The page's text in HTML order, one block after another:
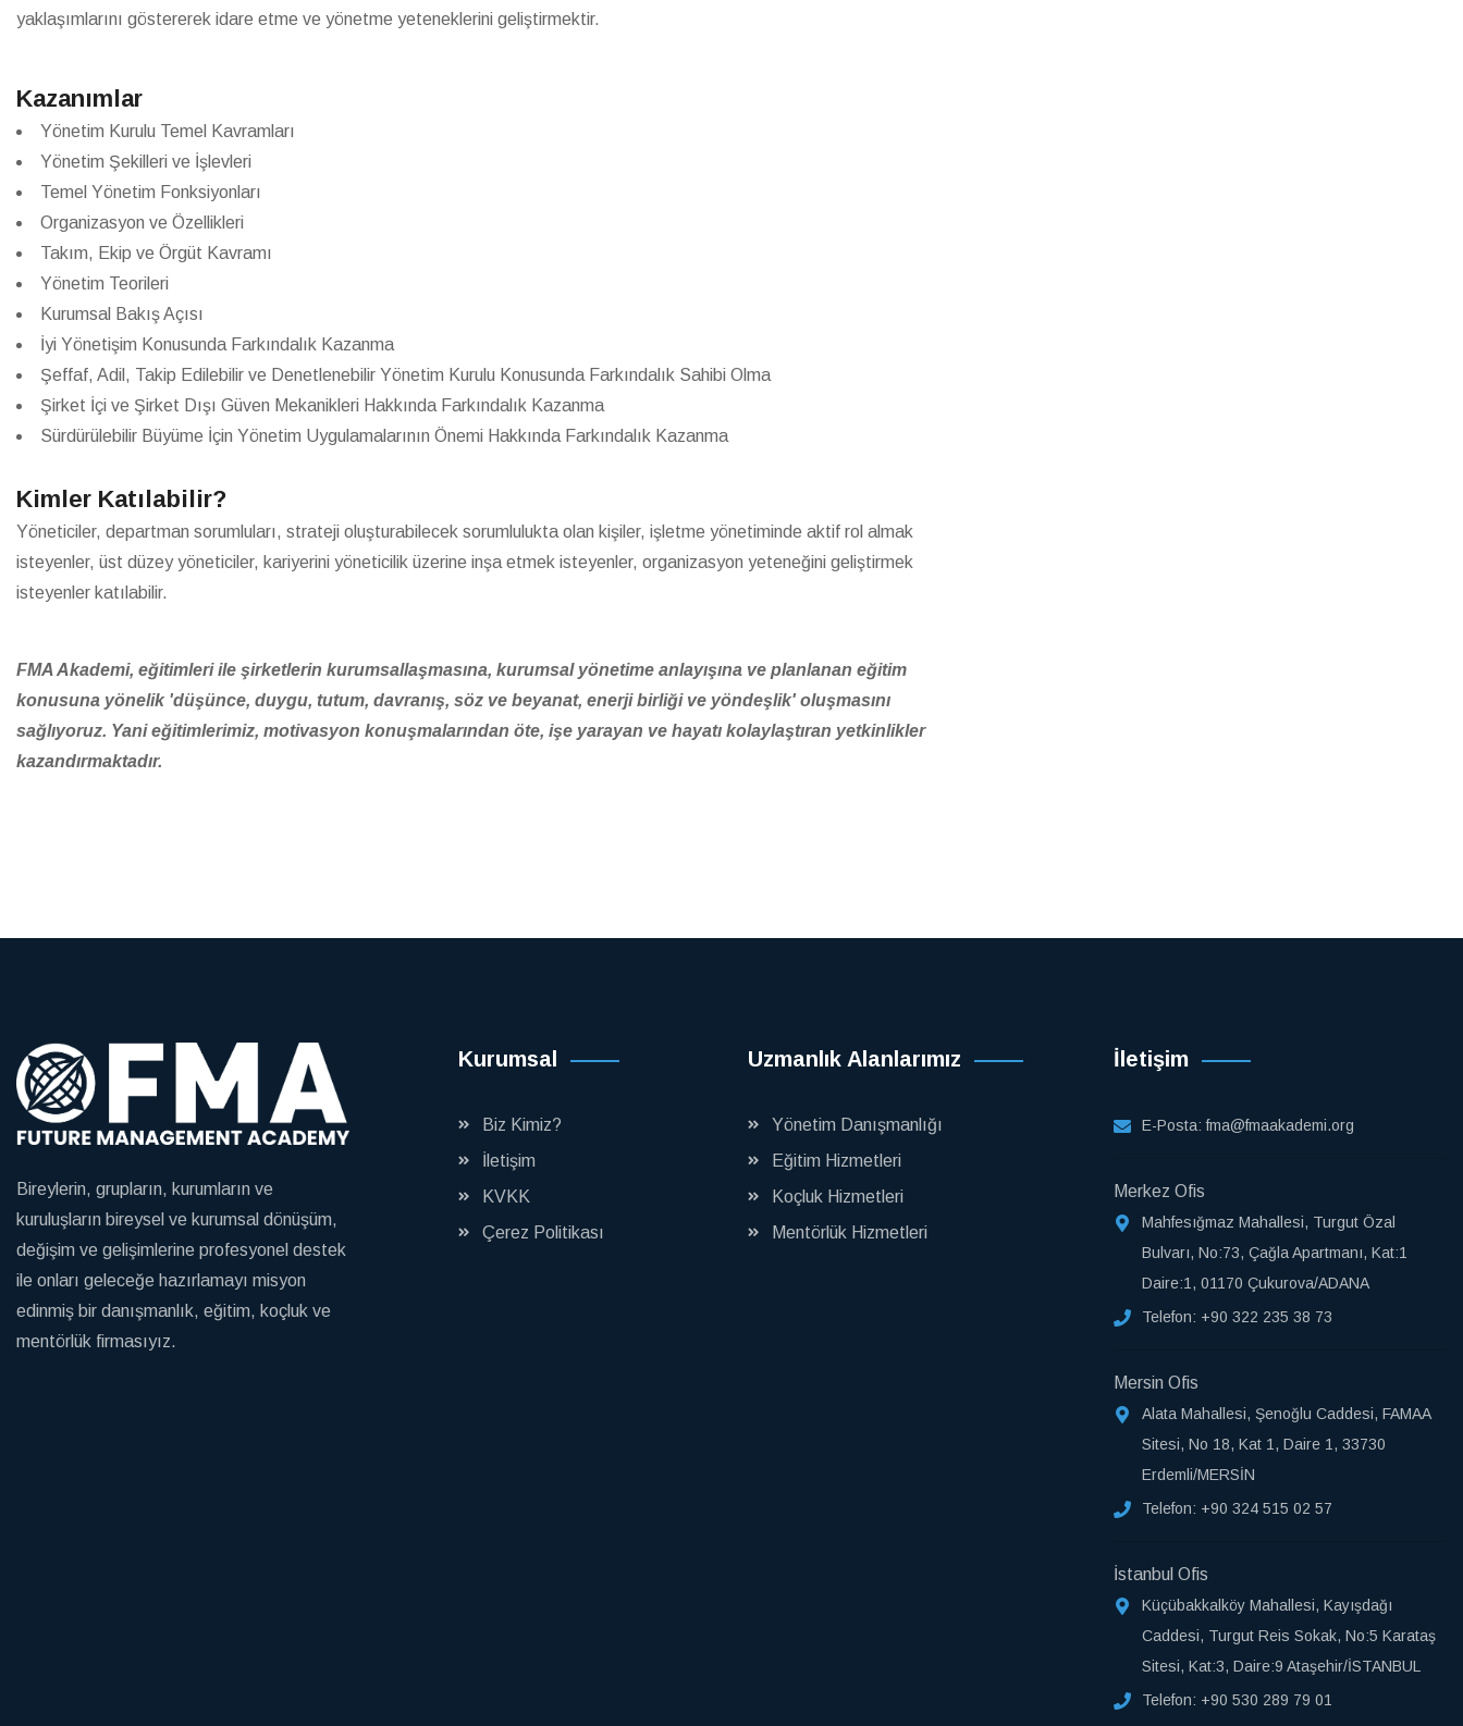
yaklaşımlarını göstererek idare etme ve yönetme yeteneklerini geliştirmektir.
Kazanımlar
Yönetim Kurulu Temel Kavramları
Yönetim Şekilleri ve İşlevleri
Temel Yönetim Fonksiyonları
Organizasyon ve Özellikleri
Takım, Ekip ve Örgüt Kavramı
Yönetim Teorileri
Kurumsal Bakış Açısı
İyi Yönetişim Konusunda Farkındalık Kazanma
Şeffaf, Adil, Takip Edilebilir ve Denetlenebilir Yönetim Kurulu Konusunda Farkındalık Sahibi Olma
Şirket İçi ve Şirket Dışı Güven Mekanikleri Hakkında Farkındalık Kazanma
Sürdürülebilir Büyüme İçin Yönetim Uygulamalarının Önemi Hakkında Farkındalık Kazanma
Kimler Katılabilir?
Yöneticiler, departman sorumluları, strateji oluşturabilecek sorumlulukta olan kişiler, işletme yönetiminde aktif rol almak
isteyenler, üst düzey yöneticiler, kariyerini yöneticilik üzerine inşa etmek isteyenler, organizasyon yeteneğini geliştirmek
isteyenler katılabilir.
FMA Akademi, eğitimleri ile şirketlerin kurumsallaşmasına, kurumsal yönetime anlayışına ve planlanan eğitim
konusuna yönelik 'düşünce, duygu, tutum, davranış, söz ve beyanat, enerji birliği ve yöndeşlik' oluşmasını
sağlıyoruz. Yani eğitimlerimiz, motivasyon konuşmalarından öte, işe yarayan ve hayatı kolaylaştıran yetkinlikler
kazandırmaktadır.
Bireylerin, grupların, kurumların ve
kuruluşların bireysel ve kurumsal dönüşüm,
değişim ve gelişimlerine profesyonel destek
ile onları geleceğe hazırlamayı misyon
edinmiş bir danışmanlık, eğitim, koçluk ve
mentörlük firmasıyız.
Kurumsal
Biz Kimiz?
İletişim
KVKK
Çerez Politikası
Uzmanlık Alanlarımız
Yönetim Danışmanlığı
Eğitim Hizmetleri
Koçluk Hizmetleri
Mentörlük Hizmetleri
İletişim
E-Posta:fma@fmaakademi.org
Merkez Ofis
Mahfesığmaz Mahallesi, Turgut Özal
Bulvarı, No:73, Çağla Apartmanı, Kat:1
Daire:1, 01170 Çukurova/ADANA
Telefon: +90 322 235 38 73
Mersin Ofis
Alata Mahallesi, Şenoğlu Caddesi, FAMAA
Sitesi, No 18, Kat 1, Daire 1, 33730
Erdemli/MERSİN
Telefon: +90 324 515 02 57
İstanbul Ofis
Küçübakkalköy Mahallesi, Kayışdağı
Caddesi, Turgut Reis Sokak, No:5 Karataş
Sitesi, Kat:3, Daire:9 Ataşehir/İSTANBUL
Telefon: +90 530 289 79 01